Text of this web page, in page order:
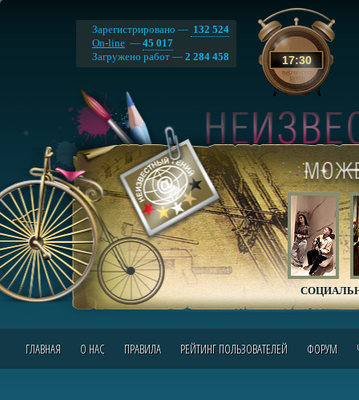
17:30
Зарегистрировано — 132 524
On-line — 45 017
Загружено работ — 2 284 458
ГЛАВНАЯ О НАС ПРАВИЛА РЕЙТИНГ ПОЛЬЗОВАТЕЛЕЙ ФОРУМ